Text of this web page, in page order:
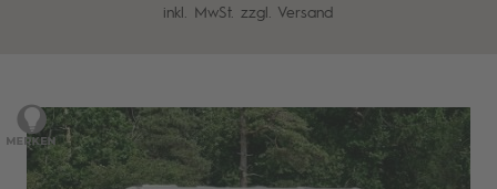
inkl. MwSt. zzgl. Versand